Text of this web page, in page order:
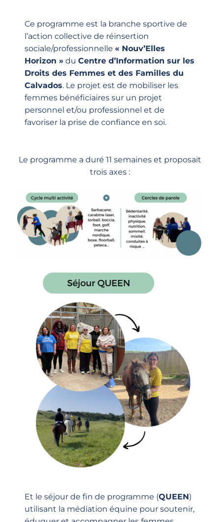
Ce programme est la branche sportive de
l’action collective de réinsertion
sociale/professionnelle « Nouv’Elles
Horizon » du Centre d’Information sur les
Droits des Femmes et des Familles du
Calvados. Le projet est de mobiliser les
femmes bénéficiaires sur un projet
personnel et/ou professionnel et de
favoriser la prise de confiance en soi.
Le programme a duré 11 semaines et proposait
trois axes :
Et le séjour de fin de programme (QUEEN)
utilisant la médiation équine pour soutenir,